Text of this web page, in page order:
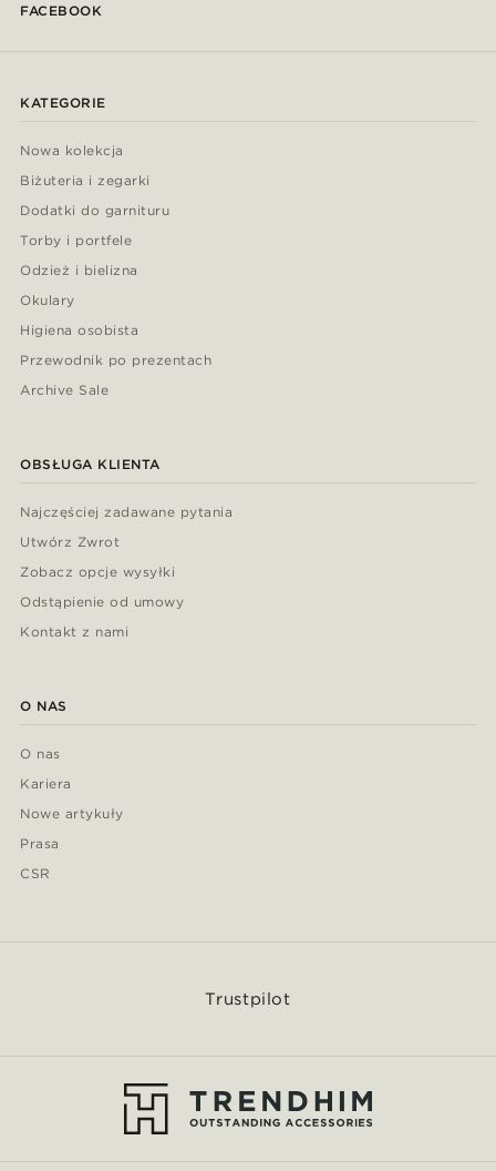
FACEBOOK
KATEGORIE
Nowa kolekcja
Biżuteria i zegarki
Dodatki do garnituru
Torby i portfele
Odzież i bielizna
Okulary
Higiena osobista
Przewodnik po prezentach
Archive Sale
OBSŁUGA KLIENTA
Najczęściej zadawane pytania
Utwórz Zwrot
Zobacz opcje wysyłki
Odstąpienie od umowy
Kontakt z nami
O NAS
O nas
Kariera
Nowe artykuły
Prasa
CSR
Trustpilot